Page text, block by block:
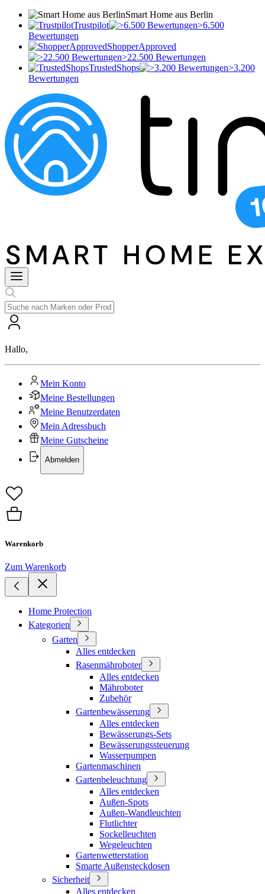
Smart Home aus Berlin
Trustpilot
>6.500
Bewertungen
ShopperApproved
>22.500 Bewertungen
TrustedShops
>3.200
Bewertungen
Hallo,
Mein Konto
Meine Bestellungen
Meine Benutzerdaten
Mein Adressbuch
Meine Gutscheine
Abmelden
Warenkorb
Zum Warenkorb
Home Protection
Kategorien
Garten
Alles entdecken
Rasenmähroboter
Alles entdecken
Mähroboter
Zubehör
Gartenbewässerung
Alles entdecken
Bewässerungs-Sets
Bewässerungssteuerung
Wasserpumpen
Gartenmaschinen
Gartenbeleuchtung
Alles entdecken
Außen-Spots
Außen-Wandleuchten
Flutlichter
Sockelleuchten
Wegeleuchten
Gartenwetterstation
Smarte Außensteckdosen
Sicherheit
Alles entdecken